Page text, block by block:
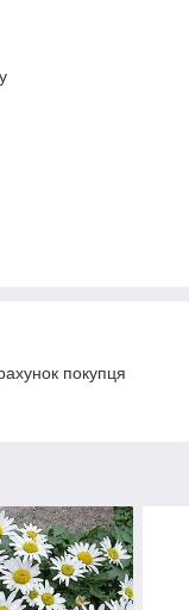
покупця